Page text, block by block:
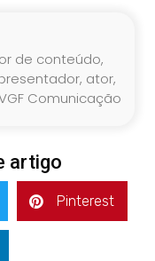
de conteúdo,
ator,
Comunicação
artigo
Pinterest